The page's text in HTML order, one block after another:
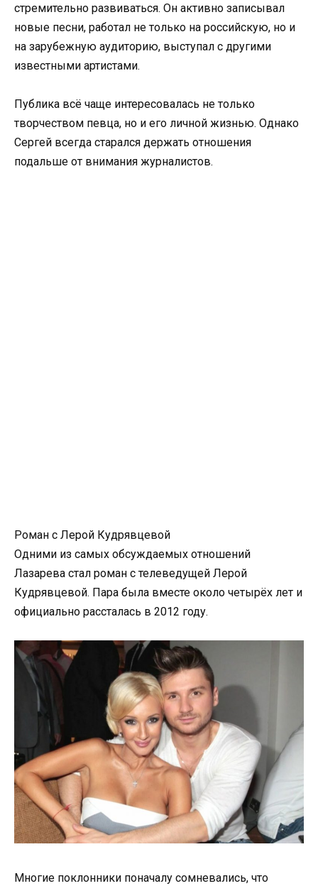
стремительно развиваться. Он активно записывал
новые песни, работал не только на российскую, но и
на зарубежную аудиторию, выступал с другими
известными артистами.
Публика всё чаще интересовалась не только
творчеством певца, но и его личной жизнью. Однако
Сергей всегда старался держать отношения
подальше от внимания журналистов.
Роман с Лерой Кудрявцевой
Одними из самых обсуждаемых отношений
Лазарева стал роман с телеведущей Лерой
Кудрявцевой. Пара была вместе около четырёх лет и
официально рассталась в 2012 году.
Многие поклонники поначалу сомневались, что